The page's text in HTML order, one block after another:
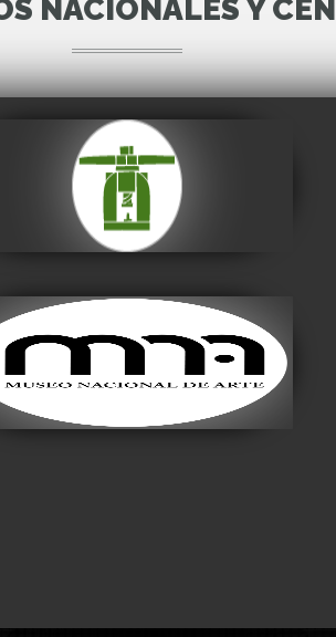
NACIONALES Y
Casa Nacional de
Moneda
Visitar
Museo Nacional de
Arte